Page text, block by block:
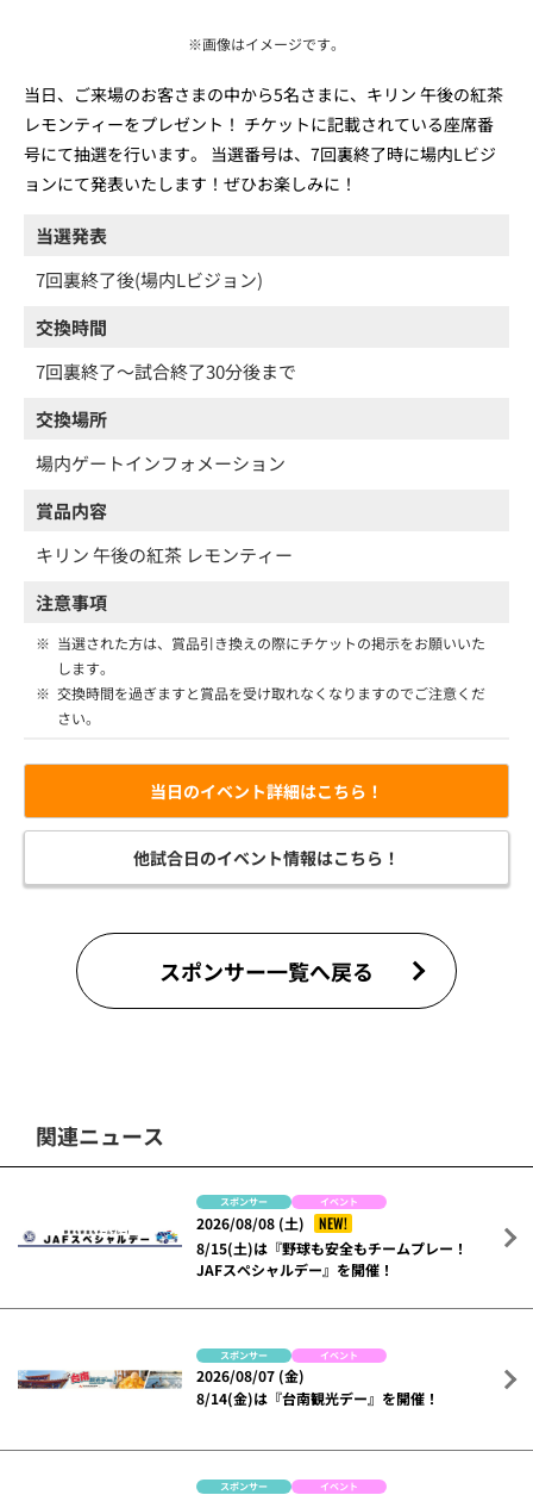
※画像はイメージです。
当日、ご来場のお客さまの中から5名さまに、キリン 午後の紅茶
レモンティーをプレゼント！ チケットに記載されている座席番
号にて抽選を行います。 当選番号は、7回裏終了時に場内Lビジ
ョンにて発表いたします！ぜひお楽しみに！
当選発表
7回裏終了後(場内Lビジョン)
交換時間
7回裏終了～試合終了30分後まで
交換場所
場内ゲートインフォメーション
賞品内容
キリン 午後の紅茶 レモンティー
注意事項
※ 当選された方は、賞品引き換えの際にチケットの掲示をお願いいた
します。
※ 交換時間を過ぎますと賞品を受け取れなくなりますのでご注意くだ
さい。
当日のイベント詳細はこちら！
他試合日のイベント情報はこちら！
スポンサー一覧へ戻る
関連ニュース
スポンサー イベント
2026/08/08 (土)
NEW!
8/15(土)は『野球も安全もチームプレー！
JAFスペシャルデー』を開催！
スポンサー イベント
2026/08/07 (金)
8/14(金)は『台南観光デー』を開催！
スポンサー イベント